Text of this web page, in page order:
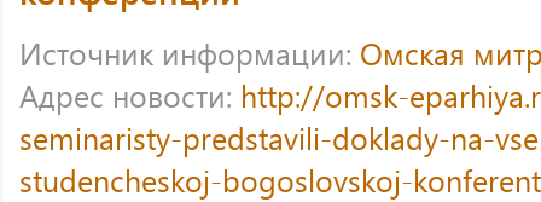
Источник информации: Омская
Адрес новости: http://omsk-
seminaristy-predstavili-doklady-na-
studencheskoj-bogoslovskoj-